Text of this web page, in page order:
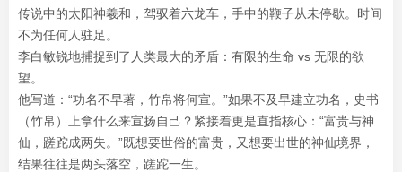
传说中的太阳神羲和，驾驭着六龙车，手中的鞭子从未停歇。时间
不为任何人驻足。
李白敏锐地捕捉到了人类最大的矛盾：有限的生命 vs 无限的欲
望。
他写道：“功名不早著，竹帛将何宣。”如果不及早建立功名，史书
（竹帛）上拿什么来宣扬自己？紧接着更是直指核心：“富贵与神
仙，蹉跎成两失。”既想要世俗的富贵，又想要出世的神仙境界，
结果往往是两头落空，蹉跎一生。